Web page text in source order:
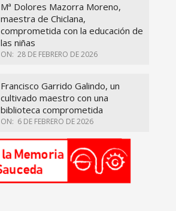
Mª Dolores Mazorra Moreno,
maestra de Chiclana,
comprometida con la educación de
las niñas
ON: 28 DE FEBRERO DE 2026
Francisco Garrido Galindo, un
cultivado maestro con una
biblioteca comprometida
ON: 6 DE FEBRERO DE 2026